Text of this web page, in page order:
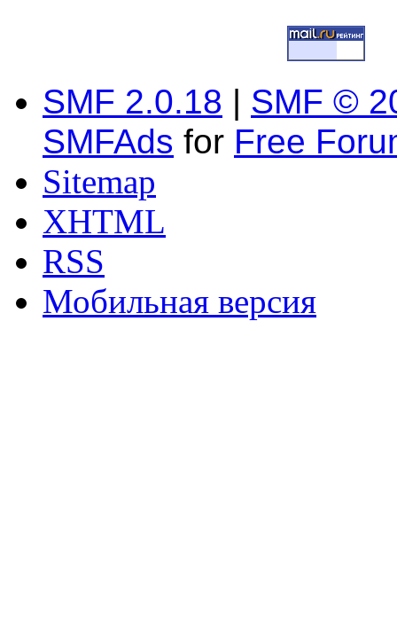
SMF 2.0.18 | SMF ©
SMFAds for Free
Sitemap
XHTML
RSS
Мобильная версия